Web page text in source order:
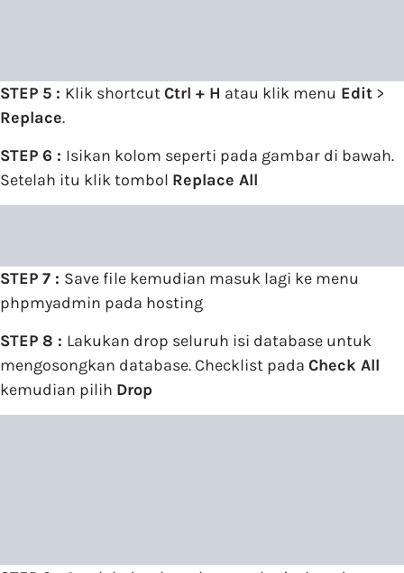
STEP 5 : Klik shortcutCtrl + H atau klik menu Edit >
Replace.
STEP 6 : Isikan kolom seperti pada gambar di bawah.
Setelah itu klik tombol Replace All
STEP 7 : Save file kemudian masuk lagi ke menu
phpmyadmin pada hosting
STEP 8 : Lakukan drop seluruh isi database untuk
mengosongkan database. Checklist pada Check All
kemudian pilih Drop